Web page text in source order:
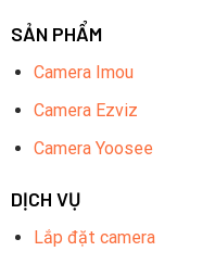
SẢN PHẨM
Camera Imou
Camera Ezviz
Camera Yoosee
DỊCH VỤ
Lắp đặt camera